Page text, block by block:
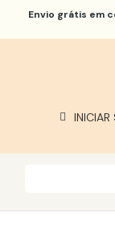
Envio grátis em
INICIAR
SOBRE NÓS